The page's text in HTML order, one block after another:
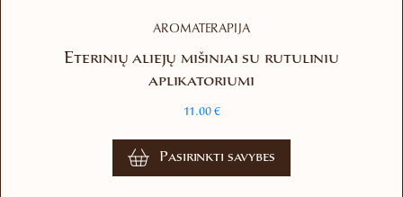
AROMATERAPIJA
Eterinių aliejų mišiniai su rutuliniu
aplikatoriumi
11.00 €
Pasirinkti savybes
This